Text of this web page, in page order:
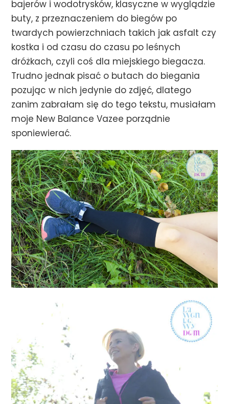
bajerów i wodotrysków, klasyczne w wyglądzie
buty, z przeznaczeniem do biegów po
twardych powierzchniach takich jak asfalt czy
kostka i od czasu do czasu po leśnych
dróżkach, czyli coś dla miejskiego biegacza.
Trudno jednak pisać o butach do biegania
pozując w nich jedynie do zdjęć, dlatego
zanim zabrałam się do tego tekstu, musiałam
moje New Balance Vazee porządnie
sponiewierać.